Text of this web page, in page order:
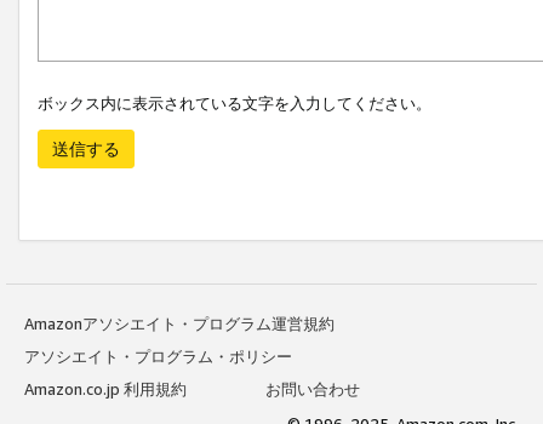
ボックス内に表示されている文字を入力してください。
送信する
Amazonアソシエイト・プログラム運営規約
アソシエイト・プログラム・ポリシー
Amazon.co.jp 利用規約
お問い合わせ